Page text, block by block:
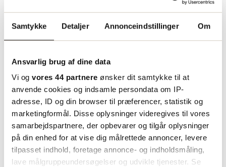
Samtykke Detaljer Annonceindstillinger Om
Ansvarlig brug af dine data
Vi og vores 44 partnere ønsker dit samtykke til at
anvende cookies og indsamle persondata om IP-
adresse, ID og din browser til præferencer, statistik og
marketingformål. Disse oplysninger videregives til vores
samarbejdspartnere, der opbevarer og tilgår oplysninger
på din enhed for at vise dig målrettede annoncer, levere
tilpasset indhold, foretage annonce- og indholdsmåling,
lave målgruppeundersøgelser og udvikle tjenester. Se
Indgår i bestillingssortimentet